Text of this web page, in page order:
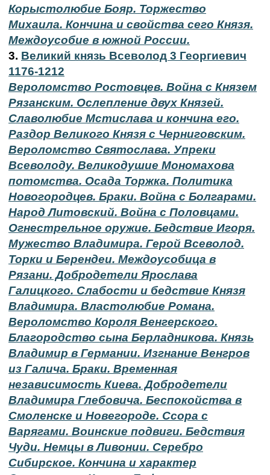
Корыстолюбие Бояр. Торжество
Михаила. Кончина и свойства сего Князя.
Междоусобие в южной России.
3. Великий князь Всеволод 3 Георгиевич
1176-1212
Вероломство Ростовцев. Война с Князем
Рязанским. Ослепление двух Князей.
Славолюбие Мстислава и кончина его.
Раздор Великого Князя с Черниговским.
Вероломство Святослава. Упреки
Всеволоду. Великодушие Мономахова
потомства. Осада Торжка. Политика
Новогородцев. Браки. Война с Болгарами.
Народ Литовский. Война с Половцами.
Огнестрельное оружие. Бедствие Игоря.
Мужество Владимира. Герой Всеволод.
Торки и Берендеи. Междоусобица в
Рязани. Добродетели Ярослава
Галицкого. Слабости и бедствие Князя
Владимира. Властолюбие Романа.
Вероломство Короля Венгерского.
Благородство сына Берладникова. Князь
Владимир в Германии. Изгнание Венгров
из Галича. Браки. Временная
независимость Киева. Добродетели
Владимира Глебовича. Беспокойства в
Смоленске и Новегороде. Ссора с
Варягами. Воинские подвиги. Бедствия
Чуди. Немцы в Ливонии. Серебро
Сибирское. Кончина и характер